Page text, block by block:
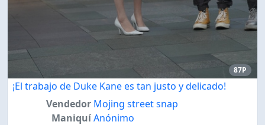
87P
¡El trabajo de Duke Kane es tan justo y delicado!
Vendedor Mojing street snap
ManiquíAnónimo